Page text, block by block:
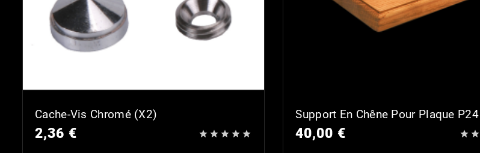
Cache-Vis Chromé (x2)
2,36 €     
Support En Chêne Pour Plaque P24
40,00 €  